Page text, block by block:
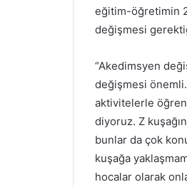
eğitim-öğretimin
değişmesi
“Akedimsyen
değişmesi
aktivitelerle
diyoruz. Z
bunlar da çok
kuşağa
hocalar olarak